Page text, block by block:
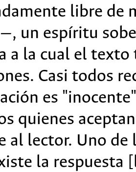
libre de
un espíritu
a la cual el texto
Casi todos
es
quienes
al lector. Uno de
la